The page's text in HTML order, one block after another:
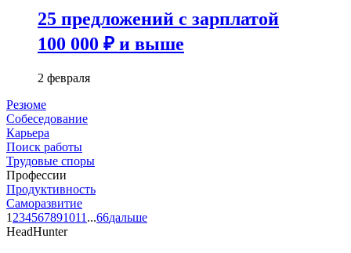
25 предложений с зарплатой
100 000 ₽ и выше
2 февраля
Резюме
Собеседование
Карьера
Поиск работы
Трудовые споры
Профессии
Продуктивность
Саморазвитие
1 234567891011 ...66дальше
HeadHunter